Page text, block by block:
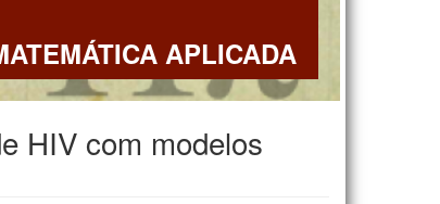
APLICADA
HIV com modelos